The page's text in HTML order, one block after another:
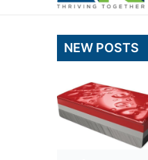
NEW POSTS